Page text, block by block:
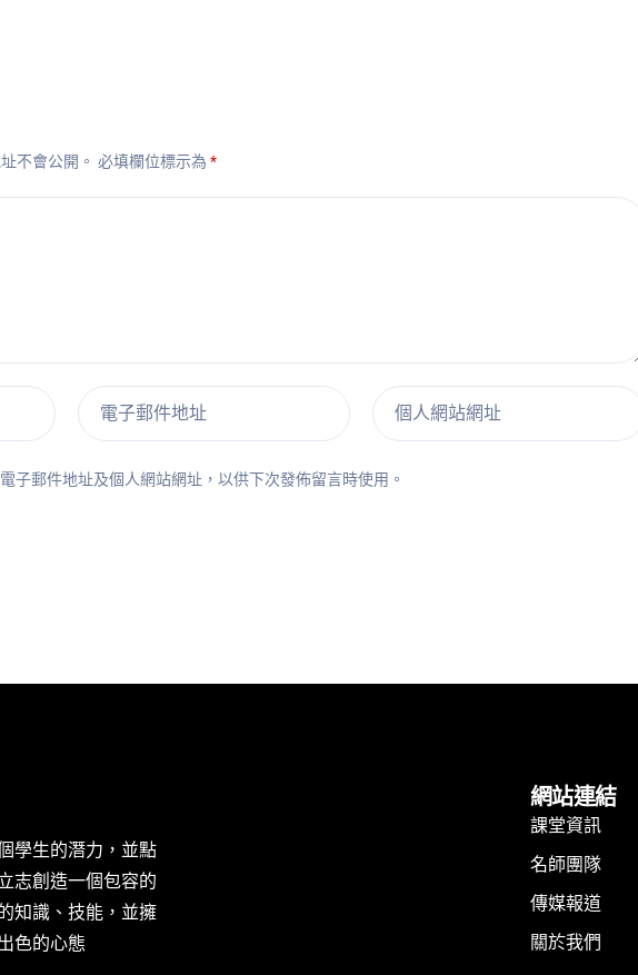
不會公開。 必填欄位標示為 *
電子郵件地址 個人網站網址
子郵件地址及個人網站網址，以供下次發佈留言時使用。
學生的潛力，並點
志創造一個包容的
知識、技能，並擁
色的心態
網站連結
課堂資訊
名師團隊
傳媒報道
關於我們